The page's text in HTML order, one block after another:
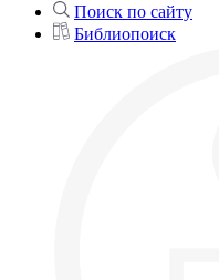
Поиск по сайту
Библиопоиск